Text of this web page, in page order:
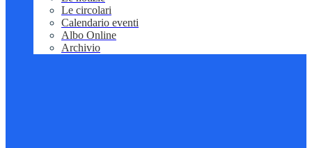
Le circolari
Calendario eventi
Albo Online
Archivio